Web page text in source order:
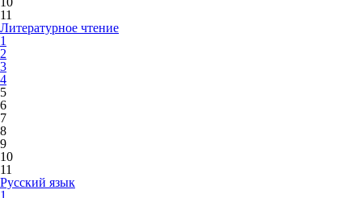
11
Литературное чтение
1
2
3
4
5
6
7
8
9
10
11
Русский язык
1